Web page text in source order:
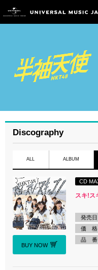
Discography
ALL ALBUM
BUY NOW
CD
スキ!ス
発売日
価 格
品 番